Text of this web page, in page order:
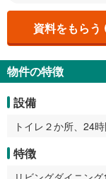
資料をもらう
物件の特徴
設備
トイレ２か所、24
特徴